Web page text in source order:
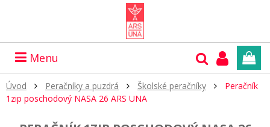
Menu
Úvod Peračníky a puzdrá Školské peračníky
Peračník
1zip poschodový NASA 26 ARS UNA